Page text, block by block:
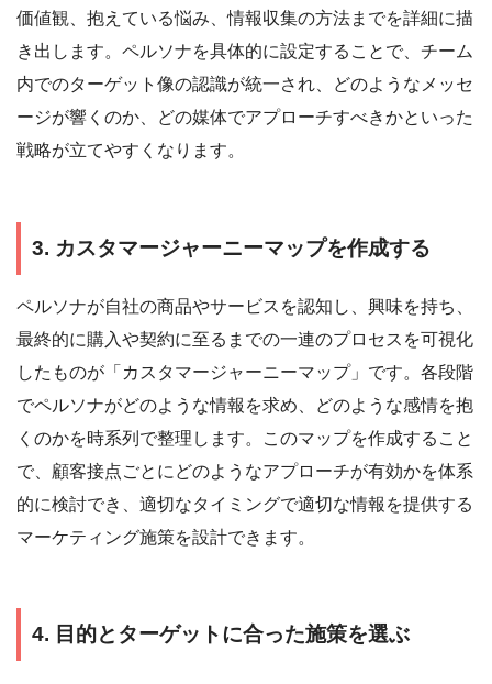
価値観、抱えている悩み、情報収集の方法までを詳細に描
き出します。ペルソナを具体的に設定することで、チーム
内でのターゲット像の認識が統一され、どのようなメッセ
ージが響くのか、どの媒体でアプローチすべきかといった
戦略が立てやすくなります。
3. カスタマージャーニーマップを作成する
ペルソナが自社の商品やサービスを認知し、興味を持ち、
最終的に購入や契約に至るまでの一連のプロセスを可視化
したものが「カスタマージャーニーマップ」です。各段階
でペルソナがどのような情報を求め、どのような感情を抱
くのかを時系列で整理します。このマップを作成すること
で、顧客接点ごとにどのようなアプローチが有効かを体系
的に検討でき、適切なタイミングで適切な情報を提供する
マーケティング施策を設計できます。
4. 目的とターゲットに合った施策を選ぶ